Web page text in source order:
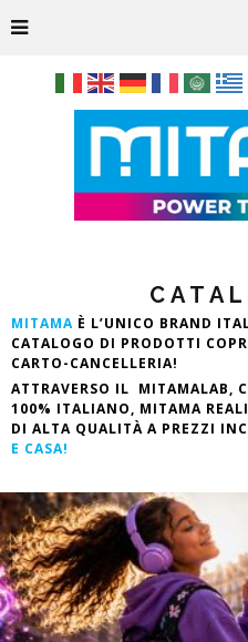
MITAMA È L’UNICO BRAND
CATALOGO DI PRODOTTI
CARTO-CANCELLERIA!
ATTRAVERSO IL MITAMALAB,
100% ITALIANO, MITAMA
DI ALTA QUALITÀ A PREZZI
E CASA!